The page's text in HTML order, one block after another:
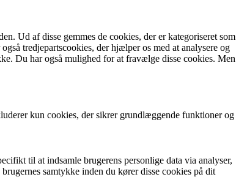
Ud af disse gemmes de cookies, der er kategoriseret som
tredjepartscookies, der hjælper os med at analysere og
Du har også mulighed for at fravælge disse cookies. Men
kun cookies, der sikrer grundlæggende funktioner og
til at indsamle brugerens personlige data via analyser,
samtykke inden du kører disse cookies på dit